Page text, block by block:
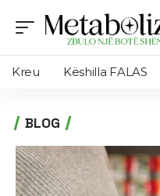
Kreu Këshilla FALAS
BLOG